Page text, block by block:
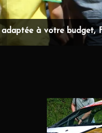
adaptée à votre budget,